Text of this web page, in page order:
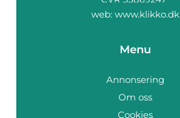
web: www.klikko.dk
Menu
Annonsering
Om oss
Cookies